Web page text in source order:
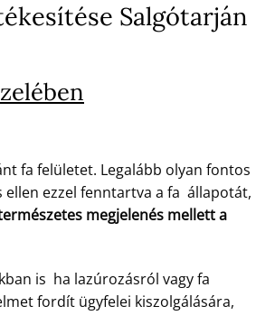
Salgótarján
fa felületet. Legalább olyan fontos
ezzel fenntartva a fa állapotát,
megjelenés mellett a
is ha lazúrozásról vagy fa
fordít ügyfelei kiszolgálására,